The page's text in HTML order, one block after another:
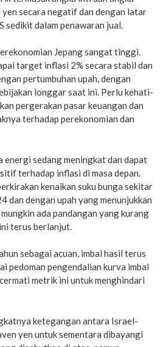
yen secara negatif dan dengan latar
sedikit dalam penawaran jual.
Jepang sangat tinggi.
target inflasi 2% secara stabil dan
pertumbuhan upah, dengan
longgar saat ini. Perlu kehati-
pergerakan pasar keuangan dan
terhadap perekonomian dan
energi sedang meningkat dan dapat
terhadap inflasi di masa depan.
kenaikan suku bunga sekitar
dan dengan upah yang menunjukkan
ada pandangan yang kurang
terus berlanjut.
sebagai acuan, imbal hasil terus
pedoman pengendalian kurva imbal
metrik ini untuk menghindari
ketegangan antara Israel-
yen untuk sementara dibayangi